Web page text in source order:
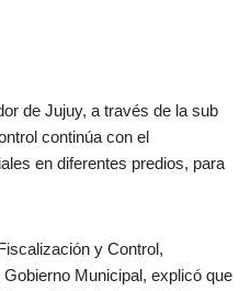
de Jujuy, a través de la sub
continúa con el
en diferentes predios, para
y Control,
Municipal, explicó que